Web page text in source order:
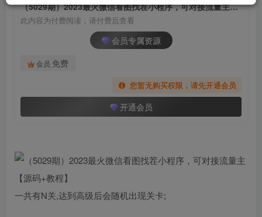
（5029期）2023最火微信看图找茬小程序，可对接流量主【源码+教程】
此内容为付费阅读，请付费后查看
会员专属资源
会员 免费
您暂无购买权限，请先开通会员
开通会员
一共有N关,达到高级后会随机出现关卡;